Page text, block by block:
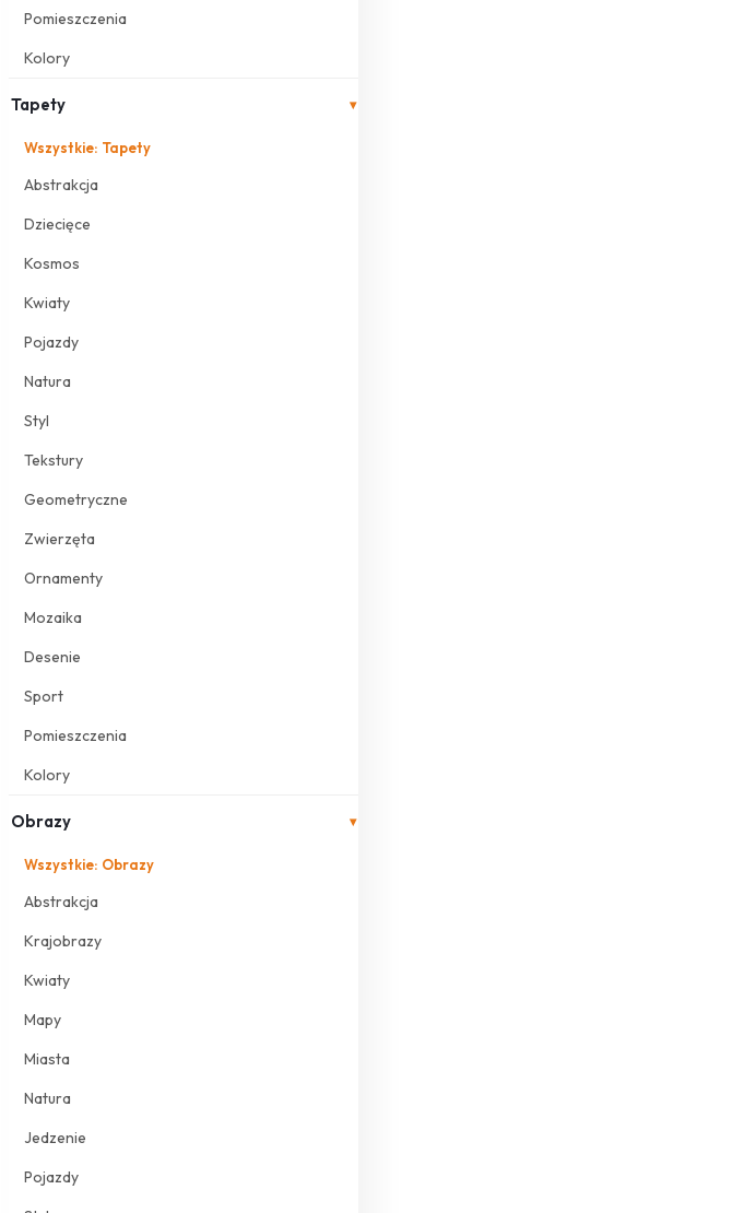
Pomieszczenia
Kolory
Tapety ▾
Wszystkie: Tapety
Abstrakcja
Dziecięce
Kosmos
Kwiaty
Pojazdy
Natura
Styl
Tekstury
Geometryczne
Zwierzęta
Ornamenty
Mozaika
Desenie
Sport
Pomieszczenia
Kolory
Obrazy ▾
Wszystkie: Obrazy
Abstrakcja
Krajobrazy
Kwiaty
Mapy
Miasta
Natura
Jedzenie
Pojazdy